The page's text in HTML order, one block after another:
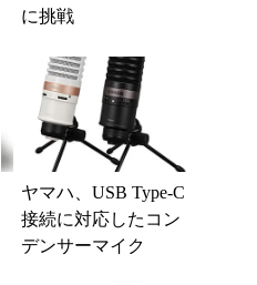
に挑戦
ヤマハ、USB Type-C
接続に対応したコン
デンサーマイク